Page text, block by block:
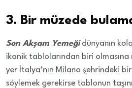
3. Bir müzede
Son Akşam Yemeğidünyanın
ikonik tablolarından biri olmasına
yer İtalya’nın Milano şehrindeki
söylemek gerekirse tablonun